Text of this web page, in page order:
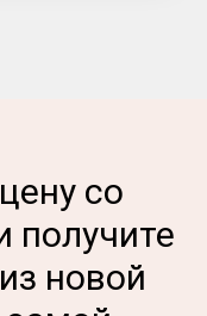
со
получите
новой